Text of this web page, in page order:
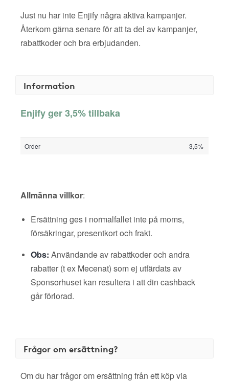
Just nu har inte Enjify några aktiva kampanjer.
Återkom gärna senare för att ta del av kampanjer,
rabattkoder och bra erbjudanden.
Information
Enjify ger 3,5% tillbaka
Order 3,5%
Allmänna villkor:
Ersättning ges i normalfallet inte på moms,
försäkringar, presentkort och frakt.
Obs: Användande av rabattkoder och andra
rabatter (t ex Mecenat) som ej utfärdats av
Sponsorhuset kan resultera i att din cashback
går förlorad.
Frågor om ersättning?
Om du har frågor om ersättning från ett köp via